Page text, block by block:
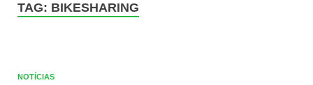
TAG: BIKESHARING
NOTÍCIAS